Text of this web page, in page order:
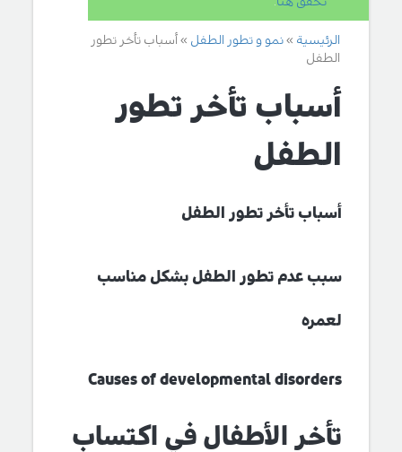
الرئيسية نمو و تطور الطفل
أسباب تأخر تطور
الطفل
أسباب تأخر تطور
الطفل
أسباب تأخر تطور الطفل
سبب عدم تطور الطفل بشكل مناسب
لعمره
Causes of developmental disorders
تأخر الأطفال في اكتساب